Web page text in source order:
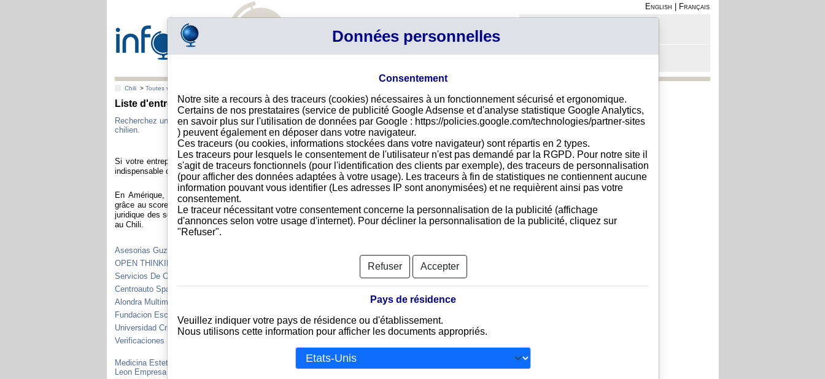
English
Français
Chili >Toutes villes
Liste d'entreprises chiliennes dont le siège social est à QUILPUE
Recherchez une entreprise chilienne avec sa dénomination sociale, son adresse ou son numéro de registre
chilien.
Si votre entreprise exporte et vend à une clientèle chilienne, importe auprès d'un fournisseur chilien, il est
indispensable de vous assurer de la solidité et de la fiabilité de vos partenaires au Chili.
En Amérique, Info-clipper.com vous apporte toute l'information nécessaire à cette évaluation notamment
grâce au score de défaillance, au rating de solvabilité, au calcul des délais de paiement constatés et au suivi
juridique des sociétés chiliennes en ce qui concerne toutes les procédures de redressement ou de liquidation
au Chili.
Asesorias Guzman Spa
OPEN THINKING SPA
Servicios De Climatizacion Climafox Limitada
Soc Com Y De Telecomunicaciones Red Platel Ltda
Centroauto Spa
Comercial Centroauto Limitada
Alondra Multimedia Ltda
Jose Miguel Correa Olmos Y Compania Limitada
Fundacion Escazu Ahora
Servisalud Prestaciones Ambulatorias S A
Universidad Cristiana De Chile
Hedrims Spa
Verificaciones Laborales Y Previsionales Limitada
SIMILARES SPA
Medicina Estetica E Integral James Alfonso Pita
Leon Empresa Individual De Respo
Comercial Sudamerica Limitda
Données personnelles
Consentement
Notre site a recours à des traceurs (cookies) nécessaires à un fonctionnement sécurisé et ergonomique.
Certains de nos prestataires (service de publicité Google Adsense et d'analyse statistique Google Analytics,
en savoir plus sur l'utilisation de données par Google : https://policies.google.com/technologies/partner-sites
) peuvent également en déposer dans votre navigateur.
Ces traceurs (ou cookies, informations stockées dans votre navigateur) sont répartis en 2 types.
Les traceurs pour lesquels le consentement de l'utilisateur n'est pas demandé par la RGPD. Pour notre site il
s'agit de traceurs fonctionnels (pour l'identification des clients par exemple), des traceurs de personnalisation
(pour afficher des données adaptées à votre usage). Les traceurs à fin de statistiques ne contiennent aucune
information pouvant vous identifier (Les adresses IP sont anonymisées) et ne requièrent ainsi pas votre
consentement.
Le traceur nécessitant votre consentement concerne la personnalisation de la publicité (affichage
d'annonces selon votre usage d'internet). Pour décliner la personnalisation de la publicité, cliquez sur
"Refuser".
Refuser Accepter
Pays de résidence
Veuillez indiquer votre pays de résidence ou d'établissement.
Nous utilisons cette information pour afficher les documents appropriés.